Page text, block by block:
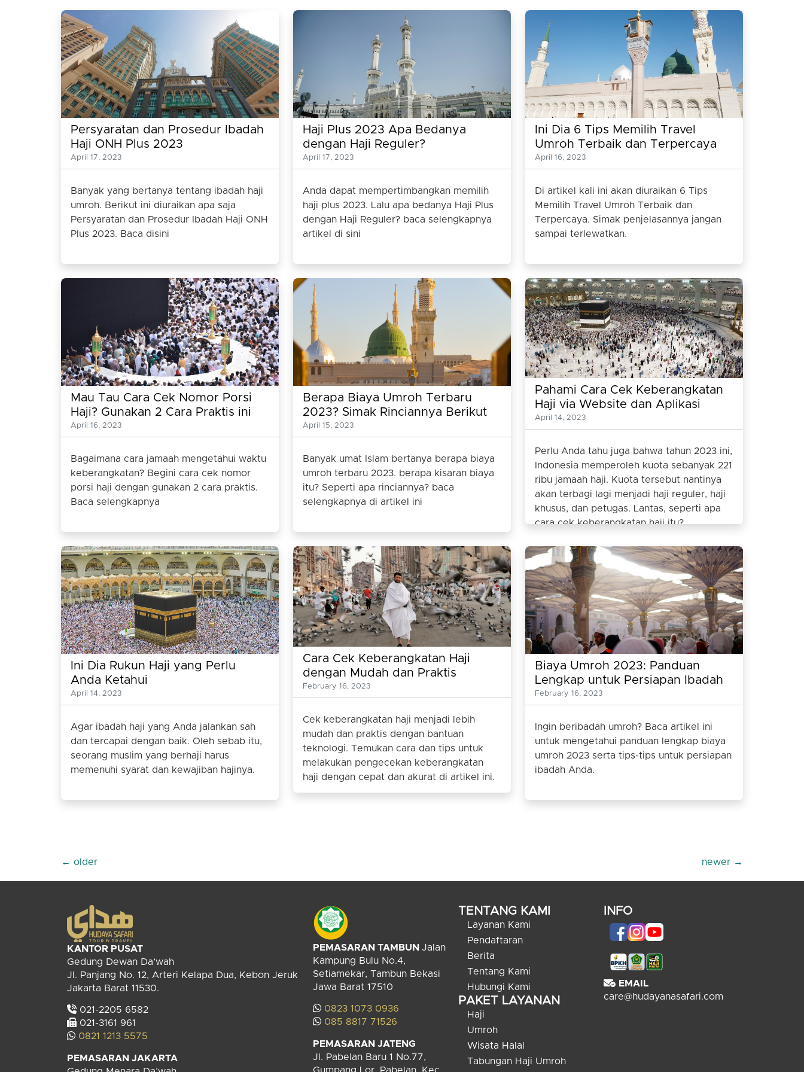
Persyaratan dan Prosedur Ibadah
Haji ONH Plus 2023
April 17, 2023
Banyak yang bertanya tentang ibadah haji
umroh. Berikut ini diuraikan apa saja
Persyaratan dan Prosedur Ibadah Haji ONH
Plus 2023. Baca disini
Haji Plus 2023 Apa Bedanya
dengan Haji Reguler?
April 17, 2023
Anda dapat mempertimbangkan memilih
haji plus 2023. Lalu apa bedanya Haji Plus
dengan Haji Reguler? baca selengkapnya
artikel di sini
Ini Dia 6 Tips Memilih Travel
Umroh Terbaik dan Terpercaya
April 16, 2023
Di artikel kali ini akan diuraikan 6 Tips
Memilih Travel Umroh Terbaik dan
Terpercaya. Simak penjelasannya jangan
sampai terlewatkan.
Mau Tau Cara Cek Nomor Porsi
Haji? Gunakan 2 Cara Praktis ini
Saja
April 16, 2023
Bagaimana cara jamaah mengetahui waktu
keberangkatan? Begini cara cek nomor
porsi haji dengan gunakan 2 cara praktis.
Baca selengkapnya
Berapa Biaya Umroh Terbaru
2023? Simak Rinciannya Berikut
ini
April 15, 2023
Banyak umat Islam bertanya berapa biaya
umroh terbaru 2023. berapa kisaran biaya
itu? Seperti apa rinciannya? baca
selengkapnya di artikel ini
Pahami Cara Cek Keberangkatan
Haji via Website dan Aplikasi
April 14, 2023
Perlu Anda tahu juga bahwa tahun 2023 ini,
Indonesia memperoleh kuota sebanyak 221
ribu jamaah haji. Kuota tersebut nantinya
akan terbagi lagi menjadi haji reguler, haji
khusus, dan petugas. Lantas, seperti apa
cara cek keberangkatan haji itu?
Ini Dia Rukun Haji yang Perlu
Anda Ketahui
April 14, 2023
Agar ibadah haji yang Anda jalankan sah
dan tercapai dengan baik. Oleh sebab itu,
seorang muslim yang berhaji harus
memenuhi syarat dan kewajiban hajinya.
Cara Cek Keberangkatan Haji
dengan Mudah dan Praktis
February 16, 2023
Cek keberangkatan haji menjadi lebih
mudah dan praktis dengan bantuan
teknologi. Temukan cara dan tips untuk
melakukan pengecekan keberangkatan
haji dengan cepat dan akurat di artikel ini.
Biaya Umroh 2023: Panduan
Lengkap untuk Persiapan Ibadah
Umroh
February 16, 2023
Ingin beribadah umroh? Baca artikel ini
untuk mengetahui panduan lengkap biaya
umroh 2023 serta tips-tips untuk persiapan
ibadah Anda.
← older newer →
KANTOR PUSAT
Gedung Dewan Da’wah
Jl. Panjang No. 12, Arteri Kelapa Dua, Kebon Jeruk
Jakarta Barat 11530.
021-2205 6582
021-3161 961
0821 1213 5575
PEMASARAN JAKARTA
PEMASARAN TAMBUNJalan
Kampung Bulu No.4,
Setiamekar, Tambun Bekasi
Jawa Barat 17510
0823 1073 0936
085 8817 71526
PEMASARAN JATENG
Jl. Pabelan Baru 1 No.77,
Gumpang Lor, Pabelan, Kec.
TENTANG KAMI
Layanan Kami
Pendaftaran
Berita
Tentang Kami
Hubungi Kami
PAKET LAYANAN
Haji
Umroh
Wisata Halal
Tabungan Haji Umroh
INFO
EMAIL
care@hudayanasafari.com